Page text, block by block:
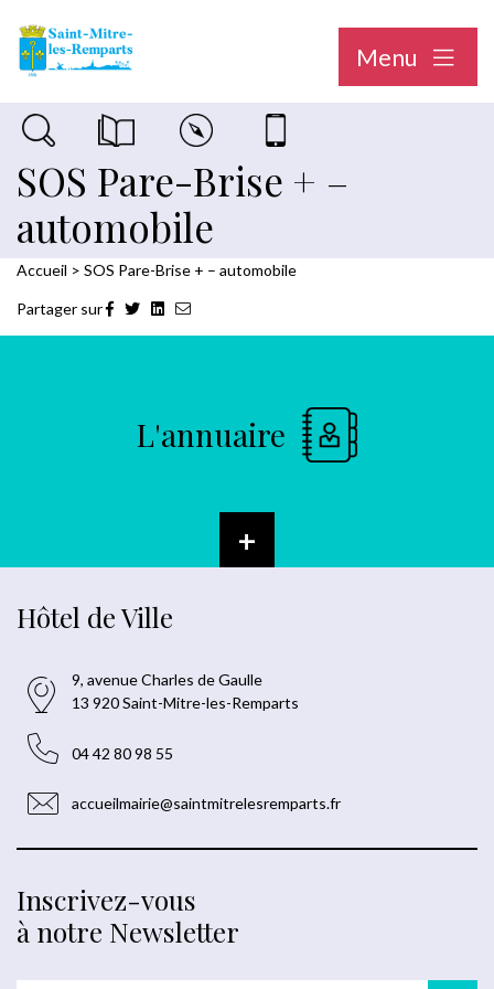
Menu
Recherche sur le siteMagazine municipal "Le Saint-Mitréen"
Carte interactiveNous contacter
SOS Pare-Brise + –
automobile
Accueil > SOS Pare-Brise + – automobile
Partager sur
L'annuaire
+
Hôtel de Ville
9, avenue Charles de Gaulle
13 920 Saint-Mitre-les-Remparts
04 42 80 98 55
accueilmairie@saintmitrelesremparts.fr
Inscrivez-vous
à notre Newsletter